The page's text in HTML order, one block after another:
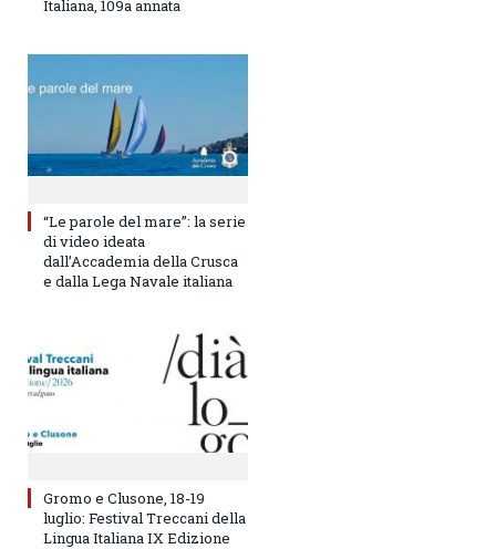
Italiana, 109a annata
“Le parole del mare”: la serie
di video ideata
dall’Accademia della Crusca
e dalla Lega Navale italiana
Gromo e Clusone, 18-19
luglio: Festival Treccani della
Lingua Italiana IX Edizione